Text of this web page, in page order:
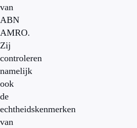
van
ABN
AMRO.
Zij
controleren
namelijk
ook
de
echtheidskenmerken
van